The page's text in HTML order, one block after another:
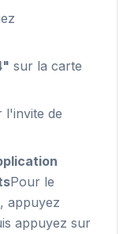
sur la carte
l'invite de
Pour le
appuyez
appuyez sur